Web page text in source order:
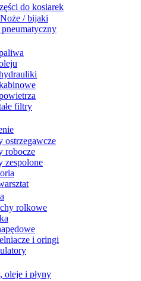
do kosiarek
Noże / bijaki
pneumatyczny
filtry
ostrzegawcze
robocze
zespolone
rolkowe
i oringi
oleje i płyny